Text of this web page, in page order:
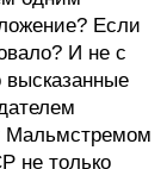
Если
И не с
высказанные
Мальмстремом
не только